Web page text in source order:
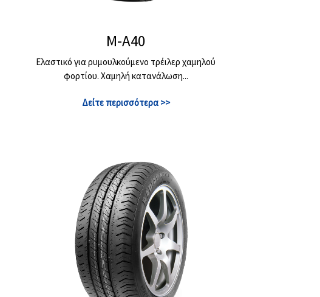
M-A40
Ελαστικό για ρυμουλκούμενο τρέιλερ χαμηλού
φορτίου. Χαμηλή κατανάλωση...
Δείτε περισσότερα >>